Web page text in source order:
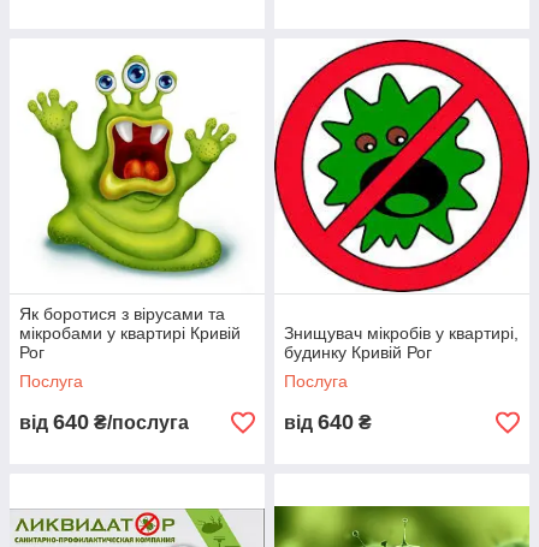
Як боротися з вірусами та
мікробами у квартирі Кривій
Рог
Послуга
від 640 ₴/послуга
Знищувач мікробів у квартирі,
будинку Кривій Рог
Послуга
від 640 ₴